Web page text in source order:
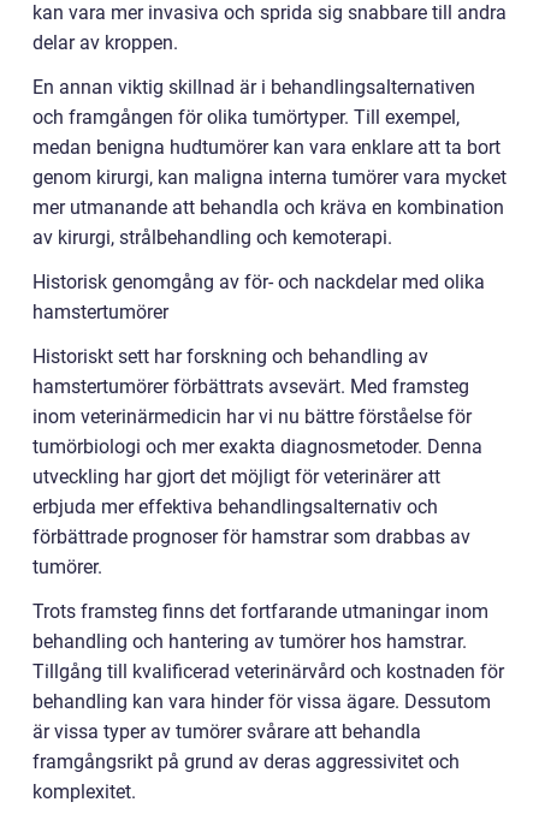
kan vara mer invasiva och sprida sig snabbare till andra
delar av kroppen.
En annan viktig skillnad är i behandlingsalternativen
och framgången för olika tumörtyper. Till exempel,
medan benigna hudtumörer kan vara enklare att ta bort
genom kirurgi, kan maligna interna tumörer vara mycket
mer utmanande att behandla och kräva en kombination
av kirurgi, strålbehandling och kemoterapi.
Historisk genomgång av för- och nackdelar med olika
hamstertumörer
Historiskt sett har forskning och behandling av
hamstertumörer förbättrats avsevärt. Med framsteg
inom veterinärmedicin har vi nu bättre förståelse för
tumörbiologi och mer exakta diagnosmetoder. Denna
utveckling har gjort det möjligt för veterinärer att
erbjuda mer effektiva behandlingsalternativ och
förbättrade prognoser för hamstrar som drabbas av
tumörer.
Trots framsteg finns det fortfarande utmaningar inom
behandling och hantering av tumörer hos hamstrar.
Tillgång till kvalificerad veterinärvård och kostnaden för
behandling kan vara hinder för vissa ägare. Dessutom
är vissa typer av tumörer svårare att behandla
framgångsrikt på grund av deras aggressivitet och
komplexitet.